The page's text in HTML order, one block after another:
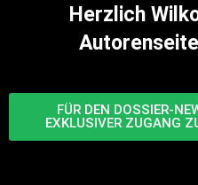
Herzlich
FÜR DEN DOSSIER-
EXKLUSIVER ZUGANG